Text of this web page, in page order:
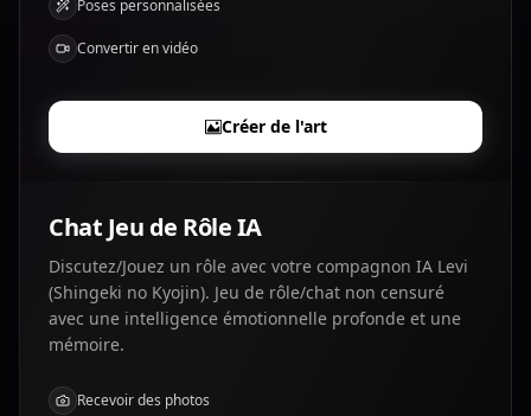
Poses personnalisées
Convertir en vidéo
Créer de l'art
Chat Jeu de Rôle IA
Discutez/Jouez un rôle avec votre compagnon IA Levi
(Shingeki no Kyojin). Jeu de rôle/chat non censuré
avec une intelligence émotionnelle profonde et une
mémoire.
Recevoir des photos